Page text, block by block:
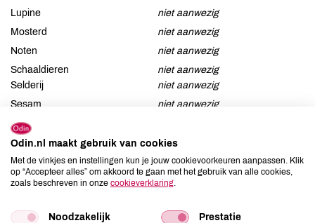
Lupine
niet aanwezig
Mosterd
niet aanwezig
Noten
niet aanwezig
Schaaldieren
niet aanwezig
Selderij
niet aanwezig
Sesam
niet aanwezig
Soja
Vis
niet aanwezig
Weekdieren
niet aanwezig
Zwaveldioxide / sulfieten
niet aanwezig
Odin.nl maakt gebruik van cookies
Met de vinkjes en instellingen kun je jouw cookievoorkeuren aanpassen. Klik
op “Accepteer alles” om akkoord te gaan met het gebruik van alle cookies,
zoals beschreven in onze cookieverklaring
Noodzakelijk Prestatie